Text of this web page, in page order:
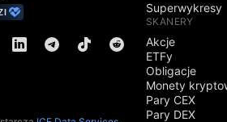
Superwykresy
SKANERY
Akcje
ETFy
Obligacje
Monety
Pary CEX
Pary DEX